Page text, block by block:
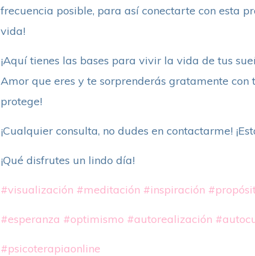
frecuencia posible, para así conectarte con esta
vida!
¡Aquí tienes las bases para vivir la vida de tus
Amor que eres y te sorprenderás gratamente con
protege!
¡Cualquier consulta, no dudes en contactarme!
¡Qué disfrutes un lindo día!
#visualización #meditación #inspiración
#esperanza #optimismo #autorealización
#psicoterapiaonline